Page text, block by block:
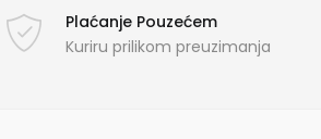
Plaćanje Pouzećem
Kuriru prilikom preuzimanja